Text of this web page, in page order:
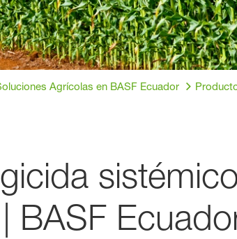
Agrícolas en BASF Ecuador
BASF